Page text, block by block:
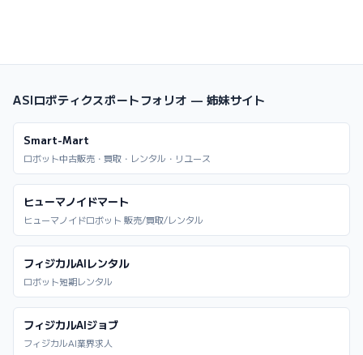
ASIロボティクスポートフォリオ — 姉妹サイト
Smart-Mart
ロボット中古販売・買取・レンタル・リユース
ヒューマノイドマート
ヒューマノイドロボット 販売/買取/レンタル
フィジカルAIレンタル
ロボット短期レンタル
フィジカルAIジョブ
フィジカルAI業界求人